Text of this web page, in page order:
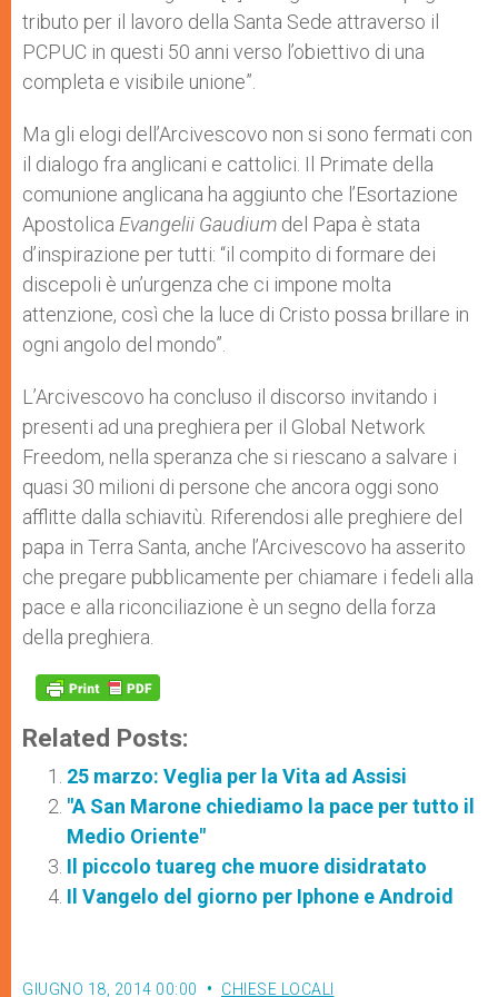
tributo per il lavoro della Santa Sede attraverso il
PCPUC in questi 50 anni verso l’obiettivo di una
completa e visibile unione”.
Ma gli elogi dell’Arcivescovo non si sono fermati con
il dialogo fra anglicani e cattolici. Il Primate della
comunione anglicana ha aggiunto che l’Esortazione
Apostolica Evangelii Gaudium del Papa è stata
d’inspirazione per tutti: “il compito di formare dei
discepoli è un’urgenza che ci impone molta
attenzione, così che la luce di Cristo possa brillare in
ogni angolo del mondo”.
L’Arcivescovo ha concluso il discorso invitando i
presenti ad una preghiera per il Global Network
Freedom, nella speranza che si riescano a salvare i
quasi 30 milioni di persone che ancora oggi sono
afflitte dalla schiavitù. Riferendosi alle preghiere del
papa in Terra Santa, anche l’Arcivescovo ha asserito
che pregare pubblicamente per chiamare i fedeli alla
pace e alla riconciliazione è un segno della forza
della preghiera.
Related Posts:
25 marzo: Veglia per la Vita ad Assisi
"A San Marone chiediamo la pace per tutto il
Medio Oriente"
Il piccolo tuareg che muore disidratato
Il Vangelo del giorno per Iphone e Android
GIUGNO 18, 2014 00:00 CHIESE LOCALI